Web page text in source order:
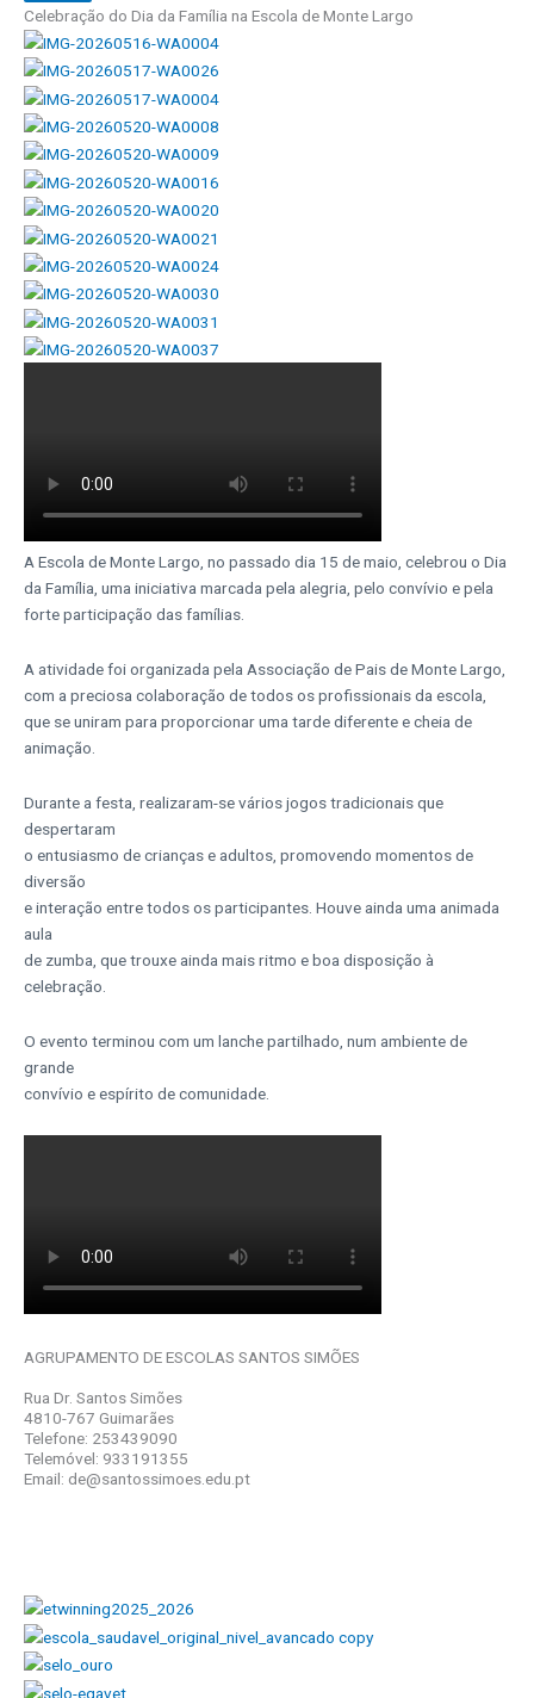
Celebração do Dia da Família na Escola de Monte Largo
A Escola de Monte Largo, no passado dia 15 de maio, celebrou o Dia
daFamília, uma iniciativa marcada pela alegria, pelo convívio e pela
forteparticipação das famílias.
A atividade foi organizada pela Associação de Pais de Monte Largo,
com a preciosa colaboração de todos os profissionais da escola,
que seuniram para proporcionar uma tarde diferente e cheia de
animação.
Durante a festa, realizaram-se vários jogos tradicionais que
despertaram
o entusiasmo de crianças e adultos, promovendo momentos de
diversão
e interação entre todos os participantes. Houve ainda uma animada
aula
de zumba, que trouxe ainda mais ritmo e boa disposição à
celebração.
O evento terminou com um lanche partilhado, num ambiente de
grande
convívio e espírito de comunidade.
AGRUPAMENTO DE ESCOLAS SANTOS SIMÕES
Rua Dr. Santos Simões
4810-767 Guimarães
Telefone: 253439090
Telemóvel: 933191355
Email: de@santossimoes.edu.pt